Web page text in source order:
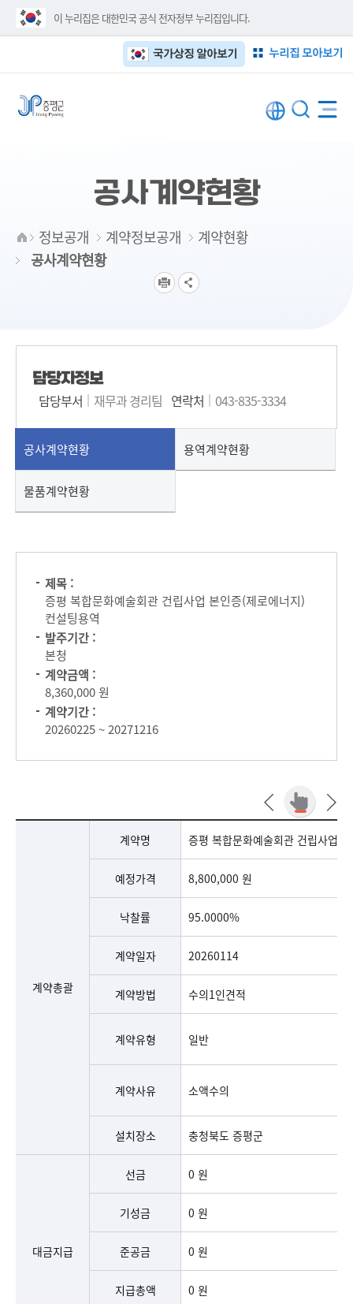
이 누리집은 대한민국 공식 전자정부 누리집입니다.
누리집 모아보기
국가상징 알아보기
공사계약현황
정보공개 계약정보공개
계약현황
공사계약현황
담당자정보
담당부서
재무과 경리팀 연락처 043-835-3334
공사계약현황 용역계약현황
물품계약현황
제목 :
증평 복합문화예술회관 건립사업 본인증(제로에너지)
컨설팅용역
발주기간 :
본청
계약금액 :
8,360,000 원
계약기간 :
20260225 ~ 20271216
증평 복합문화예술회관 건립사업 본인증(제로에너지) 컨설팅용역 계약총괄(계약명, 예정가격, 낙찰률, 계약일자, 계약방법, 계약유형, 계약사유, 설치장소, 최초계약금액, 계약금액, 계약기간, 준공일자, 계약상대자, 계약자 소재지), 대금지급(선금, 기성금, 준공금, 지급총액, 대가잔액)으로 구분하여 안내합니다.
계약총괄
계약명 증평 복합문화예술회관 건립사업
예정가격 8,800,000 원
낙찰률 95.0000%
계약일자 20260114
계약방법 수의1인견적
계약유형 일반
계약사유 소액수의
설치장소 충청북도 증평군
대금지급
선금 0 원
기성금 0 원
준공금 0 원
지급총액 0 원